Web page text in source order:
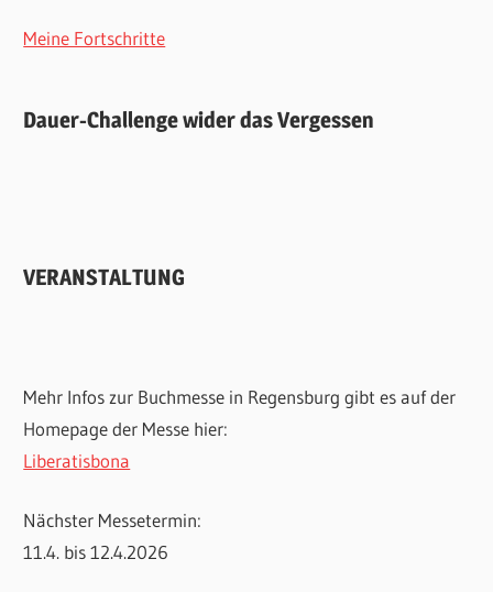
Meine Fortschritte
Dauer-Challenge wider das Vergessen
VERANSTALTUNG
Mehr Infos zur Buchmesse in Regensburg gibt es auf der
Homepage der Messe hier:
Liberatisbona
Nächster Messetermin:
11.4. bis 12.4.2026